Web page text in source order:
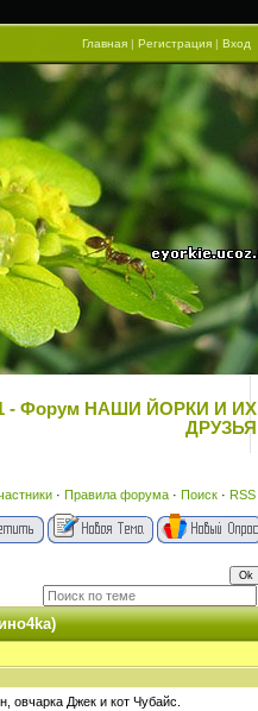
Главная | Регистрация | Вход
- Форум НАШИ ЙОРКИ И ИХ
ДРУЗЬЯ
· Правила форума · Поиск · RSS
овчарка Джек и кот Чубайс.